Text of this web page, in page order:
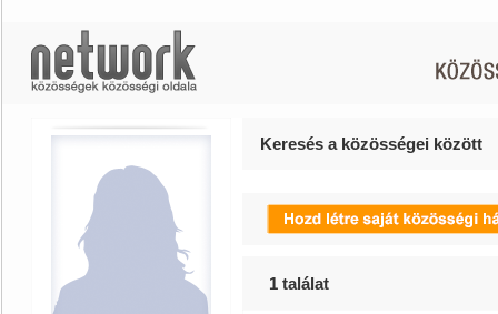
Keresés a közösségei között
1 találat